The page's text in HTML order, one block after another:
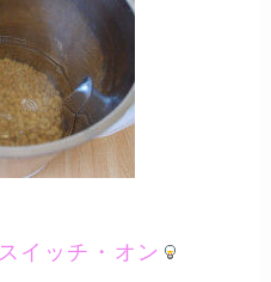
スイッチ・オン